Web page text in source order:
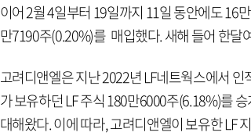
이어 2월 4일부터 19일까지 11일 동안에도 16
만7190주(0.20%)를 매입했다. 새해 들어 한달
고려디앤엘은 지난 2022년 LF네트웍스에서
가 보유하던 LF 주식 180만6000주(6.18%)를
대해왔다. 이에 따라, 고려디앤엘이 보유한 LF